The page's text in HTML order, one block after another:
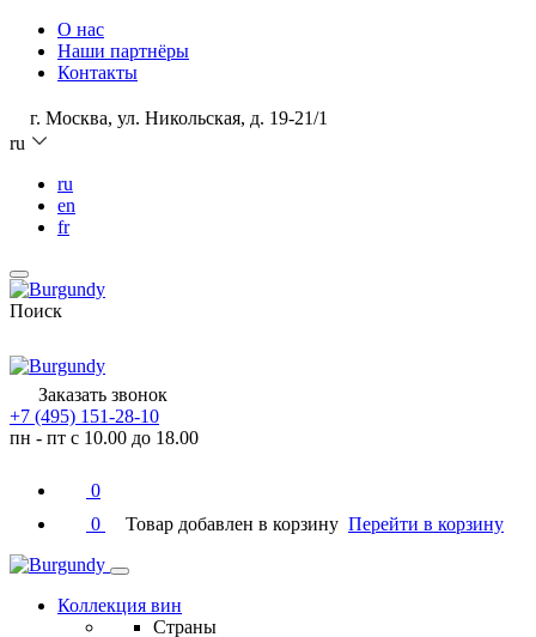
О нас
Наши партнёры
Контакты
г. Москва, ул. Никольская, д. 19-21/1
ru
ru
en
fr
Поиск
Заказать звонок
+7 (495) 151-28-10
пн - пт с 10.00 до 18.00
0
0
Товар добавлен в корзину Перейти в корзину
Коллекция вин
Страны